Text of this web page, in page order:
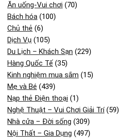
Ăn uống-Vui chơi (70)
Bách hóa (100)
Chủ thẻ (6)
Dịch Vụ (105)
Du Lịch – Khách Sạn (229)
Hàng Quốc Tế (35)
Kinh nghiệm mua sắm (15)
Mẹ và Bé (439)
Nạp thẻ Điện thoại (1)
Nghệ Thuật – Vui Chơi Giải Trí(59)
Nhà cửa – Đời sống (309)
Nội Thất – Gia Dụng (497)